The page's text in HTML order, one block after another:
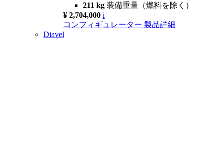
211 kg 装備重量（燃料を除く）
¥ 2,704,000 i
コンフィギュレーター 製品詳細
Diavel